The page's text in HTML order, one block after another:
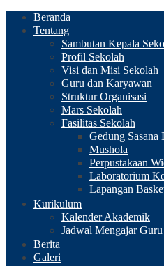
Beranda
Tentang
Sambutan Kepala
Profil Sekolah
Visi dan Misi Sekolah
Guru dan Karyawan
Struktur Organisasi
Mars Sekolah
Fasilitas Sekolah
Gedung Sasana
Mushola
Perpustakaan
Laboratorium
Lapangan
Kurikulum
Kalender Akademik
Jadwal Mengajar Guru
Berita
Galeri